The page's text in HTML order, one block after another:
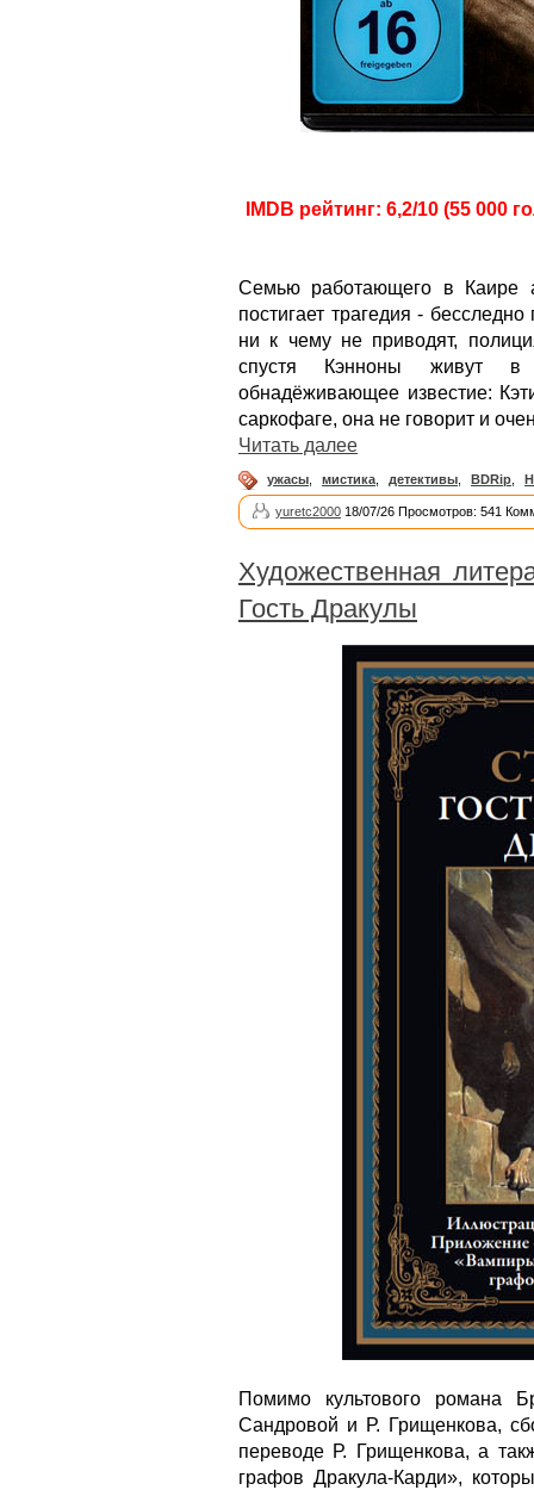
IMDB рейтинг: 6,2/10 (55 000
Семью работающего в Каире
постигает трагедия -
ни к чему не приводят,
спустя Кэнноны живут в
обнадёживающее известие:
саркофаге, она не говорит и
Читать далее
ужасы мистика детективы BDRip
yuretc2000 18/07/26 Просмотров: 541
Художественная
Гость Дракулы
Помимо культового романа
Сандровой и Р. Грищенкова,
переводе Р. Грищенкова, а
графов Дракула-Карди»,